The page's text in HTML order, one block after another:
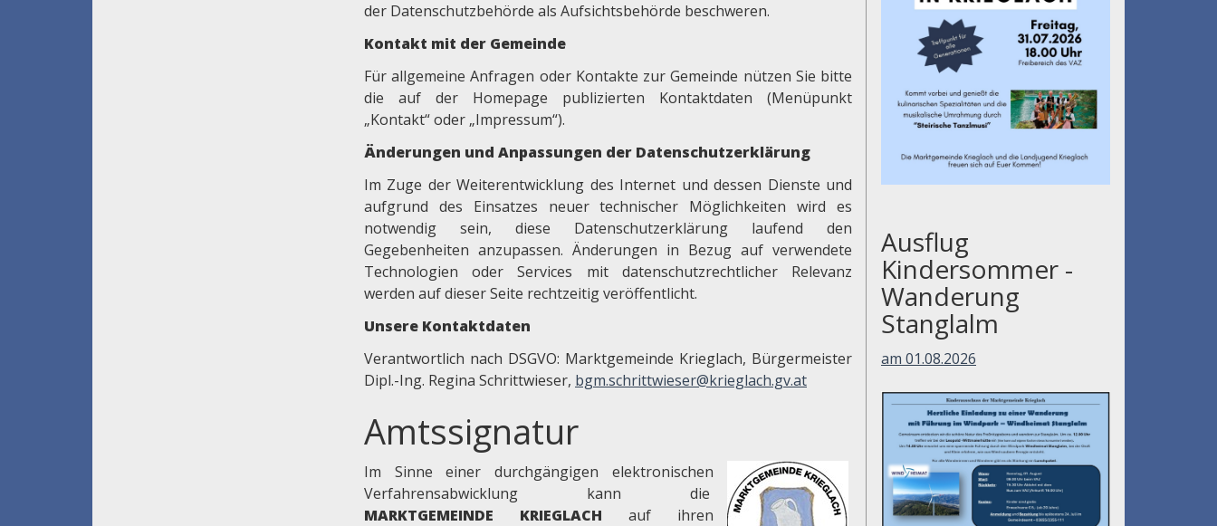
der Datenschutzbehörde als Aufsichtsbehörde beschweren.
Kontakt mit der Gemeinde
Für allgemeine Anfragen oder Kontakte zur Gemeinde nützen Sie bitte
die auf der Homepage publizierten Kontaktdaten (Menüpunkt
„Kontakt“ oder „Impressum“).
Änderungen und Anpassungen der Datenschutzerklärung
Im Zuge der Weiterentwicklung des Internet und dessen Dienste und
aufgrund des Einsatzes neuer technischer Möglichkeiten wird es
notwendig sein, diese Datenschutzerklärung laufend den
Gegebenheiten anzupassen. Änderungen in Bezug auf verwendete
Technologien oder Services mit datenschutzrechtlicher Relevanz
werden auf dieser Seite rechtzeitig veröffentlicht.
Unsere Kontaktdaten
Verantwortlich nach DSGVO: Marktgemeinde Krieglach, Bürgermeister
Dipl.-Ing. Regina Schrittwieser, bgm.schrittwieser@krieglach.gv.at
Amtssignatur
Im Sinne einer durchgängigen elektronischen
Verfahrensabwicklung kann die
MARKTGEMEINDE KRIEGLACH auf ihren
Ausflug
Kindersommer -
Wanderung
Stanglalm
am 01.08.2026